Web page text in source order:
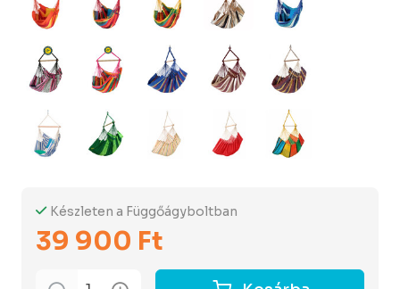
Készleten a Függőágyboltban
39 900 Ft